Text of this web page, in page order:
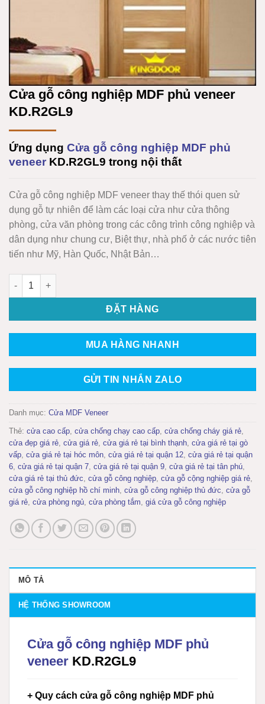
Cửa gỗ công nghiệp MDF phủ veneer
KD.R2GL9
Ứng dụng Cửa gỗ công nghiệp MDF phủ
veneer KD.R2GL9 trong nội thất
Cửa gỗ công nghiệp MDF veneer thay thế thói quen sử
dụng gỗ tự nhiên để làm các loại cửa như cửa thông
phòng, cửa văn phòng trong các công trình công nghiệp và
dân dụng như chung cư, Biệt thự, nhà phố ở các nước tiên
tiến như Mỹ, Hàn Quốc, Nhật Bản…
Cửa gỗ công nghiệp MDF phủ veneer KD.R2GL9 số lượng
ĐẶT HÀNG
MUA HÀNG NHANH
GỬI TIN NHẮN ZALO
Danh mục: Cửa MDF Veneer
Thẻ: cửa cao cấp cửa chống chạy cao cấp cửa chống cháy giá rẻ
cửa đẹp giá rẻ cửa giá rẻ cửa giá rẻ tại bình thạnh cửa giá rẻ tại gò
vấp cửa giá rẻ tại hóc môn cửa giá rẻ tại quận 12 cửa giá rẻ tại quận
6 cửa giá rẻ tại quận 7 cửa giá rẻ tại quận 9 cửa giá rẻ tại tân phú
cửa giá rẻ tại thủ đức cửa gỗ công nghiệp cửa gỗ cộng nghiệp giá rẻ
cửa gỗ công nghiệp hồ chí minh cửa gỗ công nghiệp thủ đức cửa gỗ
giá rẻ cửa phòng ngủ cửa phòng tắm giá cửa gỗ công nghiệp
MÔ TẢ
HỆ THỐNG SHOWROOM
Cửa gỗ công nghiệp MDF phủ
veneer KD.R2GL9
+ Quy cách cửa gỗ công nghiệp MDF phủ